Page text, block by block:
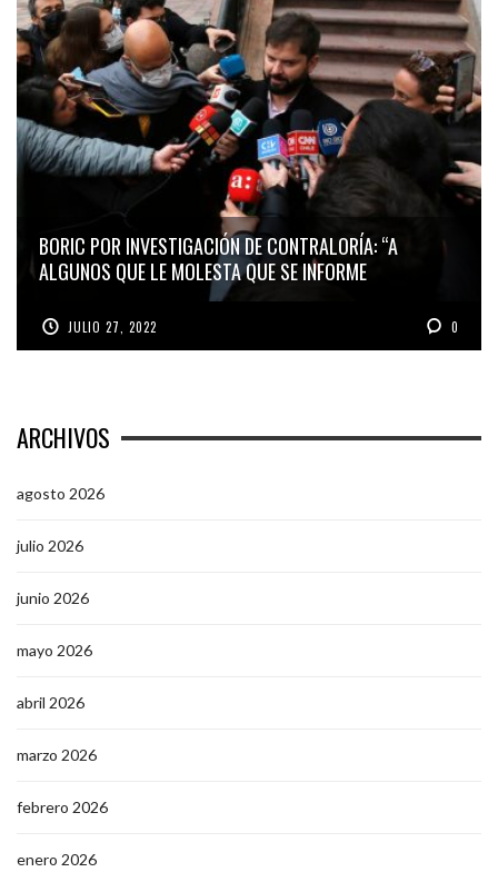
BORIC POR INVESTIGACIÓN DE CONTRALORÍA: “A
ALGUNOS QUE LE MOLESTA QUE SE INFORME
JULIO 27, 2022 0
ARCHIVOS
agosto 2026
julio 2026
junio 2026
mayo 2026
abril 2026
marzo 2026
febrero 2026
enero 2026